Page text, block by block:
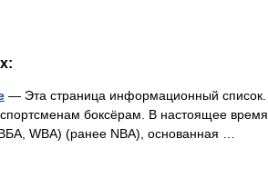
— Эта страница информационный список.
боксёрам. В настоящее время
WBA) (ранее NBA), основанная …